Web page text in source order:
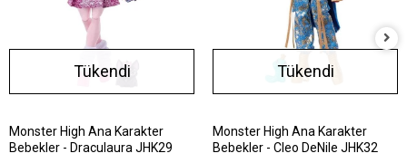
Tükendi
Monster High Ana Karakter
Bebekler - Draculaura JHK29
Tükendi
Monster High Ana Karakter
Bebekler - Cleo DeNile JHK32